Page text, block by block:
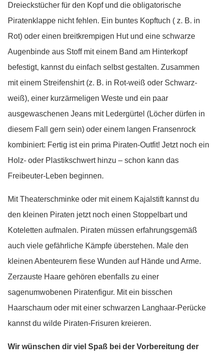
Dreieckstücher für den Kopf und die obligatorische
Piratenklappe nicht fehlen. Ein buntes Kopftuch ( z. B. in
Rot) oder einen breitkrempigen Hut und eine schwarze
Augenbinde aus Stoff mit einem Band am Hinterkopf
befestigt, kannst du einfach selbst gestalten. Zusammen
mit einem Streifenshirt (z. B. in Rot-weiß oder Schwarz-
weiß), einer kurzärmeligen Weste und ein paar
ausgewaschenen Jeans mit Ledergürtel (Löcher dürfen in
diesem Fall gern sein) oder einem langen Fransenrock
kombiniert: Fertig ist ein prima Piraten-Outfit! Jetzt noch ein
Holz- oder Plastikschwert hinzu – schon kann das
Freibeuter-Leben beginnen.
Mit Theaterschminke oder mit einem Kajalstift kannst du
den kleinen Piraten jetzt noch einen Stoppelbart und
Koteletten aufmalen. Piraten müssen erfahrungsgemäß
auch viele gefährliche Kämpfe überstehen. Male den
kleinen Abenteurern fiese Wunden auf Hände und Arme.
Zerzauste Haare gehören ebenfalls zu einer
sagenumwobenen Piratenfigur. Mit ein bisschen
Haarschaum oder mit einer schwarzen Langhaar-Perücke
kannst du wilde Piraten-Frisuren kreieren.
Wir wünschen dir viel Spaß bei der Vorbereitung der